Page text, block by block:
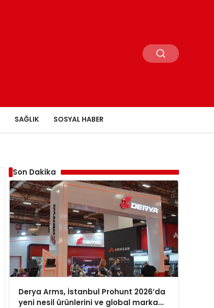
SAĞLIK SOSYAL HABER
Son Dakika
Derya Arms, İstanbul Prohunt 2026’da
yeni nesil ürünlerini ve global marka